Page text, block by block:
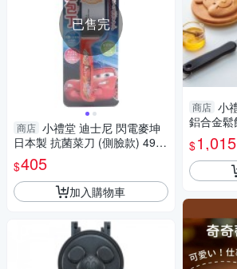
已售完
商店 小禮堂 迪士尼 閃電麥坤
日本製 抗菌菜刀 (側臉款) 4984
909-330955
$405
加入購物車
商店 小
鋁合金
307-
$1,015